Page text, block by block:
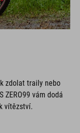
zdolat traily nebo
ZERO99 vám dodá
vítězství.